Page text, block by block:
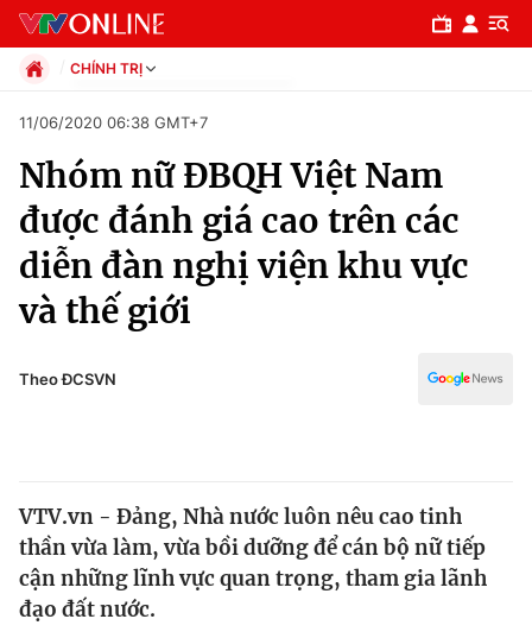
Chuyên mục
Chính trị
Xã hội
Pháp luật
Thế giới
Tin tức
Thế giới đó đây
Kinh tế
CHÍNH TRỊ
Xã hội
Pháp luật
Thể thao
Truyền hình
Văn hóa - Giải trí
Y tế
Công nghệ
11/06/2020 06:38 GMT+7
Nhóm nữ ĐBQH Việt Nam
được đánh giá cao trên các
diễn đàn nghị viện khu vực
và thế giới
Theo ĐCSVN
VTV.vn - Đảng, Nhà nước luôn nêu cao tinh
thần vừa làm, vừa bồi dưỡng để cán bộ nữ tiếp
cận những lĩnh vực quan trọng, tham gia lãnh
đạo đất nước.